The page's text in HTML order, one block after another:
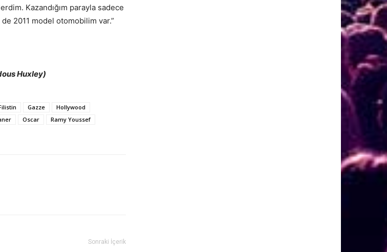
Kazandığım parayla sadece
2011 model otomobilim var.”
Huxley)
Gazze
Hollywood
Oscar
Ramy Youssef
Sonraki İçerik